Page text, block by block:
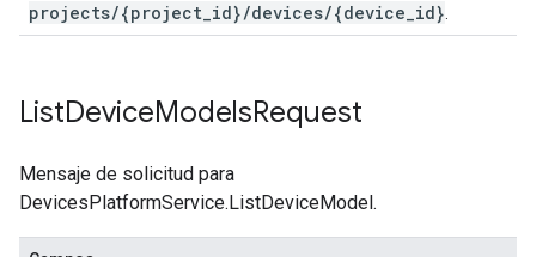
projects/{project_id}/devices/{device_id}
ListDeviceModelsRequest
Mensaje de solicitud para
DevicesPlatformService.ListDeviceModel.